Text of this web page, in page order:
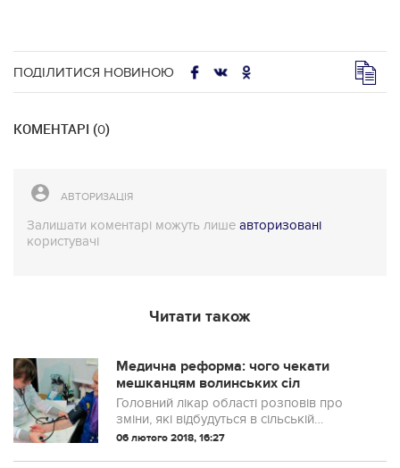
ПОДІЛИТИСЯ НОВИНОЮ
КОМЕНТАРІ (0)
АВТОРИЗАЦІЯ
Залишати коментарі можуть лише авторизовані
користувачі
Читати також
Медична реформа: чого чекати
мешканцям волинських сіл
Головний лікар області розповів про
зміни, які відбудуться в сільській
медицині.
06 лютого 2018, 16:27